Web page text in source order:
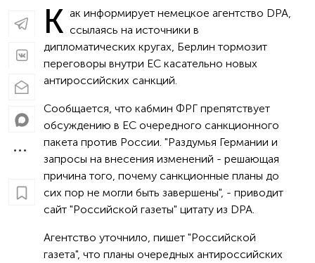
К ак информирует немецкое агентство DPA,
ссылаясь на источники в
дипломатических кругах, Берлин тормозит
переговоры внутри ЕС касательно новых
антироссийских санкций.
Сообщается, что кабмин ФРГ препятствует
обсуждению в ЕС очередного санкционного
пакета против России. "Раздумья Германии и
запросы на внесения изменений - решающая
причина того, почему санкционные планы до
сих пор не могли быть завершены", - приводит
сайт "Российской газеты" цитату из DPA.
Агентство уточнило, пишет "Российской
газета", что планы очередных антироссийских